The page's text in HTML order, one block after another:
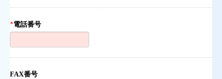
*電話番号
FAX番号